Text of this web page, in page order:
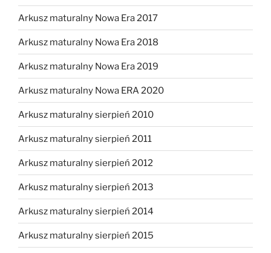
Arkusz maturalny Nowa Era 2017
Arkusz maturalny Nowa Era 2018
Arkusz maturalny Nowa Era 2019
Arkusz maturalny Nowa ERA 2020
Arkusz maturalny sierpień 2010
Arkusz maturalny sierpień 2011
Arkusz maturalny sierpień 2012
Arkusz maturalny sierpień 2013
Arkusz maturalny sierpień 2014
Arkusz maturalny sierpień 2015